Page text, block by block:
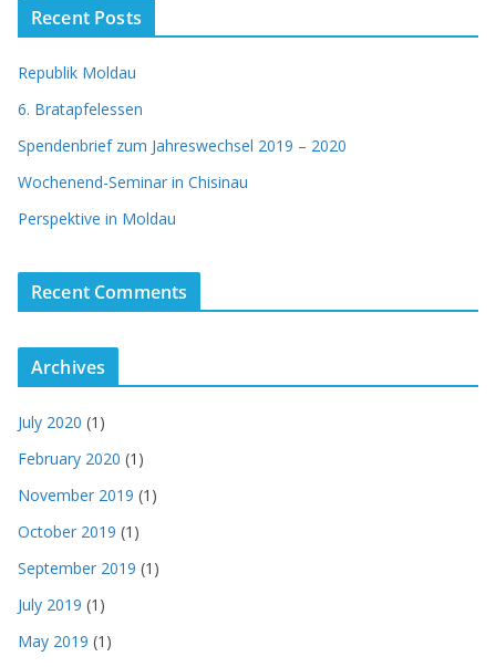
Recent Posts
Republik Moldau
6. Bratapfelessen
Spendenbrief zum Jahreswechsel 2019 – 2020
Wochenend-Seminar in Chisinau
Perspektive in Moldau
Recent Comments
Archives
July 2020 (1)
February 2020 (1)
November 2019 (1)
October 2019 (1)
September 2019 (1)
July 2019 (1)
May 2019 (1)